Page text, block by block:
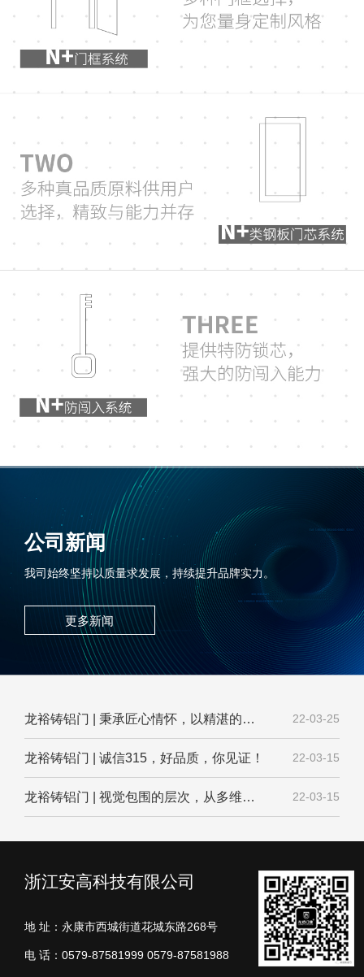
公司新闻
我司始终坚持以质量求发展，持续提升品牌实力。
更多新闻
龙裕铸铝门 | 秉承匠心情怀，以精湛的工艺打造出历经岁月淬炼的珍品 22-03-25
龙裕铸铝门 | 诚信315，好品质，你见证！ 22-03-15
龙裕铸铝门 | 视觉包围的层次，从多维诠释着世界不同的美 22-03-15
浙江安高科技有限公司
地 址：永康市西城街道花城东路268号
电 话：0579-87581999 0579-87581988